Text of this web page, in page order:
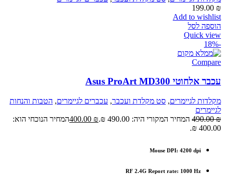
199.00 ₪
Add to wishlist
הוספה לסל
Quick view
-18%
Compare
עכבר ‏אלחוטי Asus ProArt MD300
מקלדות לגיימרים, סט מקלדת ועכבר, עכברים לגיימרים, הטבות והנחות
לגיימרים
490.00₪ המחיר המקורי היה: 490.00 ₪. 400.00 ₪
המחיר הנוכחי הוא:
400.00 ₪.
Mouse DPI: 4200 dpi
RF 2.4G Report rate: 1000 Hz